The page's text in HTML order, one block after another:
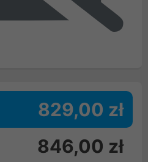
829,00 zł
846,00 zł